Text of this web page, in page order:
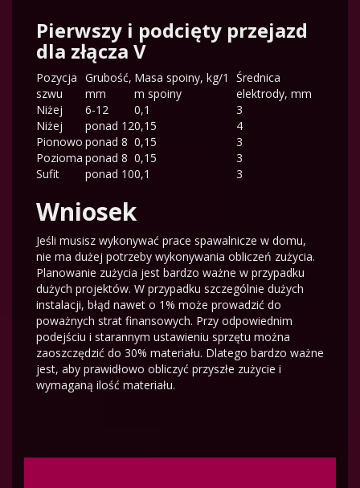
Pierwszy i podcięty przejazd
dla złącza V
Pozycja
szwu
Grubość,
mm
Masa spoiny, kg/1
m spoiny
Średnica
elektrody, mm
Niżej
6-12 0,1
3
Niżej
ponad 120,15
4
Pionowo ponad 8 0,15
3
Pozioma ponad 8 0,15
3
Sufit
ponad 100,1 3
Wniosek
Jeśli musisz wykonywać prace spawalnicze w domu,
nie ma dużej potrzeby wykonywania obliczeń zużycia.
Planowanie zużycia jest bardzo ważne w przypadku
dużych projektów. W przypadku szczególnie dużych
instalacji, błąd nawet o 1% może prowadzić do
poważnych strat finansowych. Przy odpowiednim
podejściu i starannym ustawieniu sprzętu można
zaoszczędzić do 30% materiału. Dlatego bardzo ważne
jest, aby prawidłowo obliczyć przyszłe zużycie i
wymaganą ilość materiału.